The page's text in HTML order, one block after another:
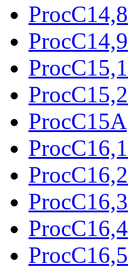
ProcC14,8
ProcC14,9
ProcC15,1
ProcC15,2
ProcC15A
ProcC16,1
ProcC16,2
ProcC16,3
ProcC16,4
ProcC16,5